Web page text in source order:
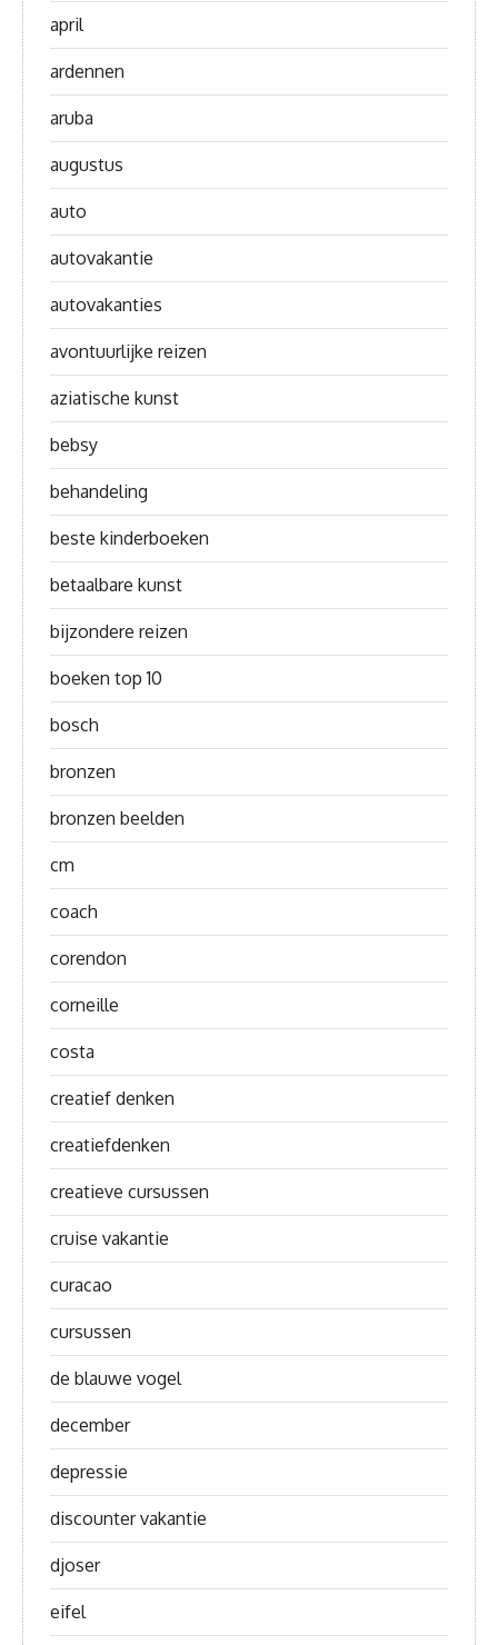
april
ardennen
aruba
augustus
auto
autovakantie
autovakanties
avontuurlijke reizen
aziatische kunst
bebsy
behandeling
beste kinderboeken
betaalbare kunst
bijzondere reizen
boeken top 10
bosch
bronzen
bronzen beelden
cm
coach
corendon
corneille
costa
creatief denken
creatiefdenken
creatieve cursussen
cruise vakantie
curacao
cursussen
de blauwe vogel
december
depressie
discounter vakantie
djoser
eifel